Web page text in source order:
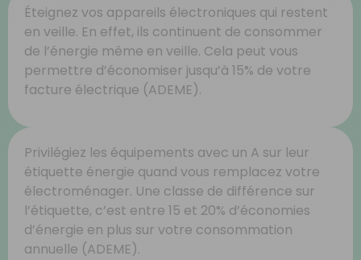
Éteignez vos appareils électroniques qui restent
en veille. En effet, ils continuent de consommer
de l’énergie même en veille. Cela peut vous
permettre d’économiser jusqu’à 15% de votre
facture électrique (ADEME).
Privilégiez les équipements avec un A sur leur
étiquette énergie quand vous remplacez votre
électroménager. Une classe de différence sur
l’étiquette, c’est entre 15 et 20% d’économies
d’énergie en plus sur votre consommation
annuelle (ADEME).